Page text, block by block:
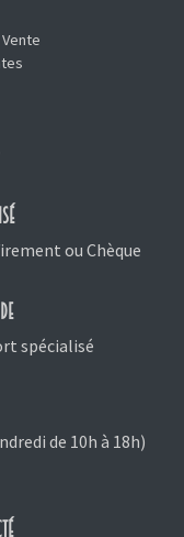
ou Chèque
spécialisé
de 10h à 18h)